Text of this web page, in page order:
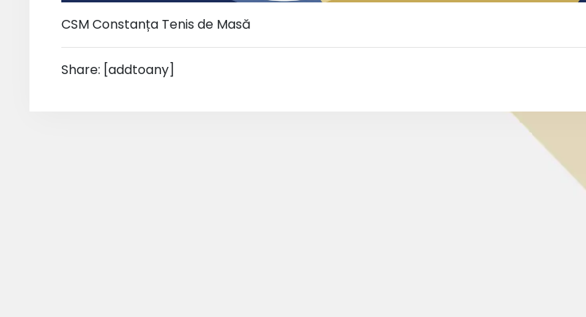
CSM Constanța Tenis de Masă
Share: [addtoany]